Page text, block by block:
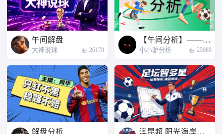
午间解盘
大神说球 26178
【午间分析】——小小驴分析
小小驴分析 25089
解盘分析 澳昆超 阳光海岸流浪者 - 布罗德海滩联合